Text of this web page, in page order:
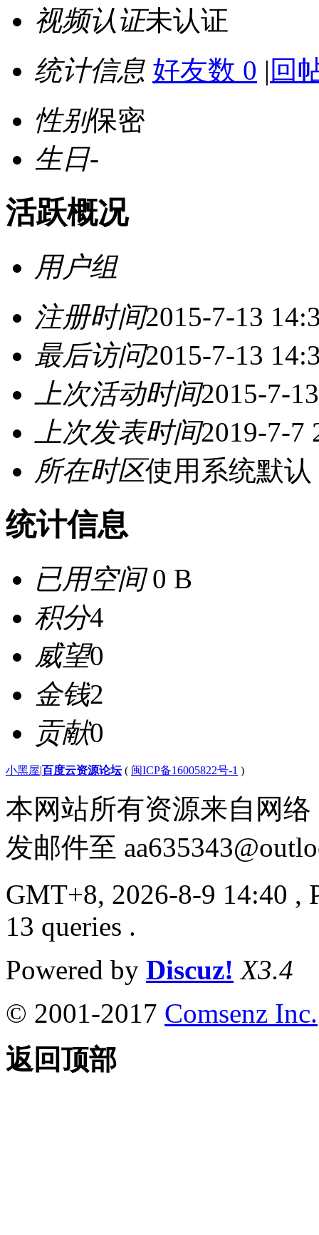
视频认证未认证
统计信息 好友数 0 | 回
性别保密
生日-
活跃概况
用户组
注册时间2015-7-13
最后访问2015-7-13
上次活动时间2015-7-
上次发表时间2019-7-7
所在时区使用系统默认
统计信息
已用空间0 B
积分4
威望0
金钱2
贡献0
小黑屋|百度云资源论坛( 闽ICP备16005822号-1 )
本网站所有资源来自网
发邮件至
GMT+8, 2026-8-9 14:40 ,
13 queries .
Powered by Discuz! X3.4
© 2001-2017 Comsenz Inc.
返回顶部